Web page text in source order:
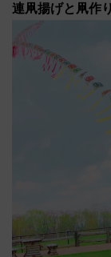
連凧揚げと凧作